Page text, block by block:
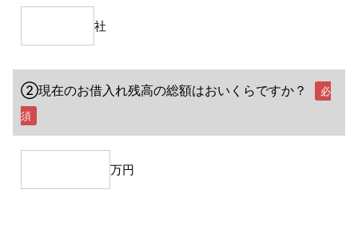
社
②現在のお借入れ残高の総額はおいくらですか？
必
須
万円